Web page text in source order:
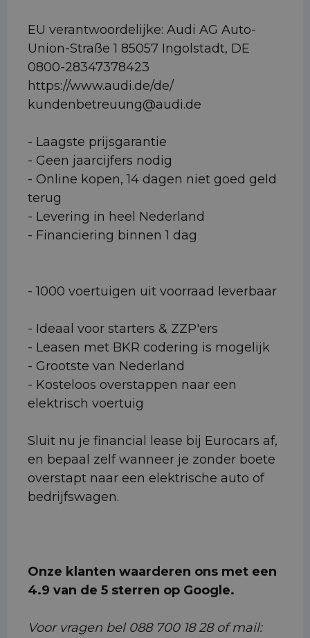
EU verantwoordelijke: Audi AG Auto-
Union-Straße 1 85057 Ingolstadt, DE
0800-28347378423
https://www.audi.de/de/
kundenbetreuung@audi.de
- Laagste prijsgarantie
- Geen jaarcijfers nodig
- Online kopen, 14 dagen niet goed geld
terug
- Levering in heel Nederland
- Financiering binnen 1 dag
- 1000 voertuigen uit voorraad leverbaar
- Ideaal voor starters & ZZP'ers
- Leasen met BKR codering is mogelijk
- Grootste van Nederland
- Kosteloos overstappen naar een
elektrisch voertuig
Sluit nu je financial lease bij Eurocars af,
en bepaal zelf wanneer je zonder boete
overstapt naar een elektrische auto of
bedrijfswagen.
Onze klanten waarderen ons met een
4.9 van de 5 sterren op Google.
Voor vragen bel 088 700 18 28 of mail: